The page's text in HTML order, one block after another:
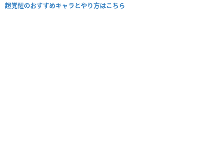
超覚醒のおすすめキャラとやり方はこちら